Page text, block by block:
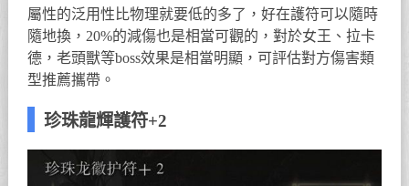
屬性的泛用性比物理就要低的多了，好在護符可以隨時
隨地換，20%的減傷也是相當可觀的，對於女王、拉卡
德，老頭獸等boss效果是相當明顯，可評估對方傷害類
型推薦攜帶。
珍珠龍輝護符+2